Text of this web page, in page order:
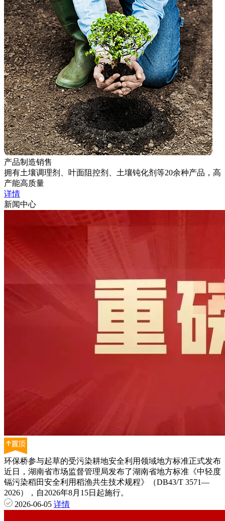
产品制造销售
拥有土壤调理剂、叶面阻控剂、土壤钝化剂等20余种产品，高
产能高质量
详情
新闻中心
环保桥参与起草的受污染耕地安全利用领域地方标准正式发布
近日，湖南省市场监督管理局发布了湖南省地方标准《中轻度
镉污染稻田安全利用稻渔共生技术规程》（DB43/T 3571—
2026），自2026年8月15日起施行。
2026-06-05 详情